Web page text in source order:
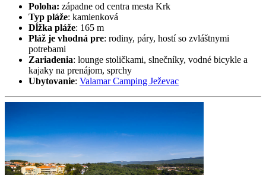
Poloha: západne od centra mesta Krk
Typ pláže: kamienková
Dĺžka pláže: 165 m
Pláž je vhodná pre: rodiny, páry, hostí so zvláštnymi
potrebami
Zariadenia: lounge stoličkami, slnečníky, vodné bicykle a
kajaky na prenájom, sprchy
Ubytovanie: Valamar Camping Ježevac